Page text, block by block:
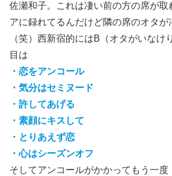
佐瀬和子。これは凄い前の方の席が取
アに録れてるんだけど隣の席のオタが
（笑）西新宿的にはB（オタがいなけ
目は
・恋をアンコール
・気分はセミヌード
・許してあげる
・素顔にキスして
・とりあえず恋
・心はシーズンオフ
そしてアンコールがかかってもう一度